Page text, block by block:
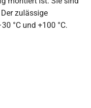
zulässige
°C und +100 °C.